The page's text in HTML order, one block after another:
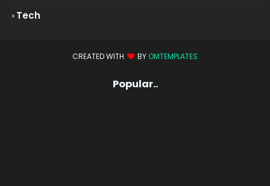
Tech
CREATED WITH BY OMTEMPLATES
Popular..